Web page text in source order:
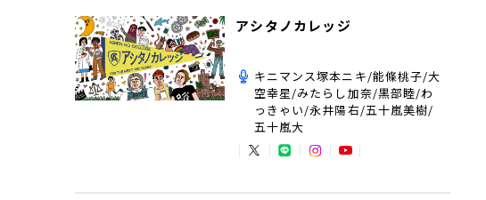
アシタノカレッジ
キニマンス塚本ニキ/能條桃子/大
空幸星/みたらし加奈/黒部睦/わ
っきゃい/永井陽右/五十嵐美樹/
五十嵐大